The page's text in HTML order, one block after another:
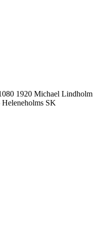
1920 Michael Lindholm
SK